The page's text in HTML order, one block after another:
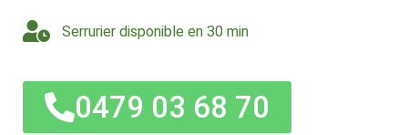
Serrurier disponible en 30 min
0479 03 68 70